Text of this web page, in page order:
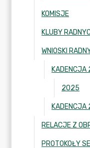
KOMISJE
KLUBY
WNIOSKI
2025
PROTOKOŁY